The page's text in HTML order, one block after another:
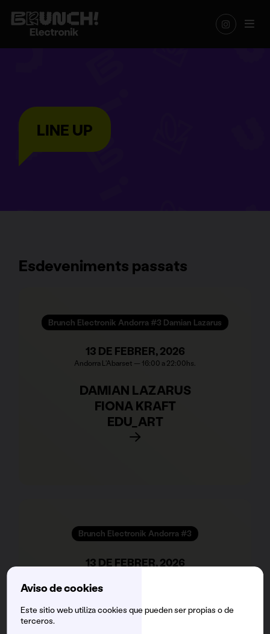
LINE UP
Esdeveniments passats
Brunch Electronik Andorra #3 Damian Lazarus
13 DE FEBRER, 2026
Andorra L'Abarset — 16:00 a 22:00hs.
DAMIAN LAZARUS
FIONA KRAFT
EDU_ART
Brunch Electronik Andorra #3
13 DE FEBRER, 2026
FIONA KRAFT
Aviso de cookies
Este sitio web utiliza cookies que pueden ser propias o de
terceros.